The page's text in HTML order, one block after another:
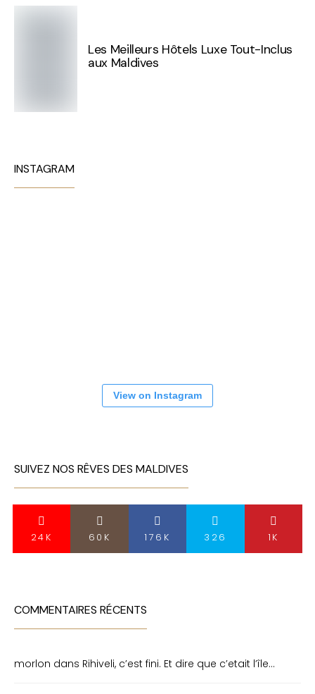
Les Meilleurs Hôtels Luxe Tout-Inclus
aux Maldives
INSTAGRAM
View on Instagram
SUIVEZ NOS RÊVES DES MALDIVES
24K 60K 176K 326 1K
COMMENTAIRES RÉCENTS
morlon dans Rihiveli, c’est fini. Et dire que c’etait l’île…